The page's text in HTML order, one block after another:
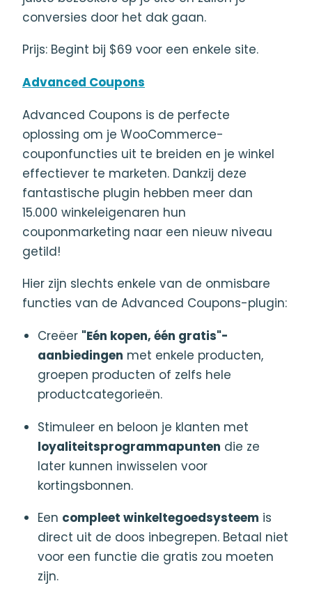
conversies door het dak gaan.
Prijs: Begint bij $69 voor een enkele site.
Advanced Coupons
Advanced Coupons is de perfecte
oplossing om je WooCommerce-
couponfuncties uit te breiden en je winkel
effectiever te marketen. Dankzij deze
fantastische plugin hebben meer dan
15.000 winkeleigenaren hun
couponmarketing naar een nieuw niveau
getild!
Hier zijn slechts enkele van de onmisbare
functies van de Advanced Coupons-plugin:
Creëer "Eén kopen, één gratis"-
aanbiedingen met enkele producten,
groepen producten of zelfs hele
productcategorieën.
Stimuleer en beloon je klanten met
loyaliteitsprogrammapunten die ze
later kunnen inwisselen voor
kortingsbonnen.
Een compleet winkeltegoedsysteem is
direct uit de doos inbegrepen. Betaal niet
voor een functie die gratis zou moeten
zijn.